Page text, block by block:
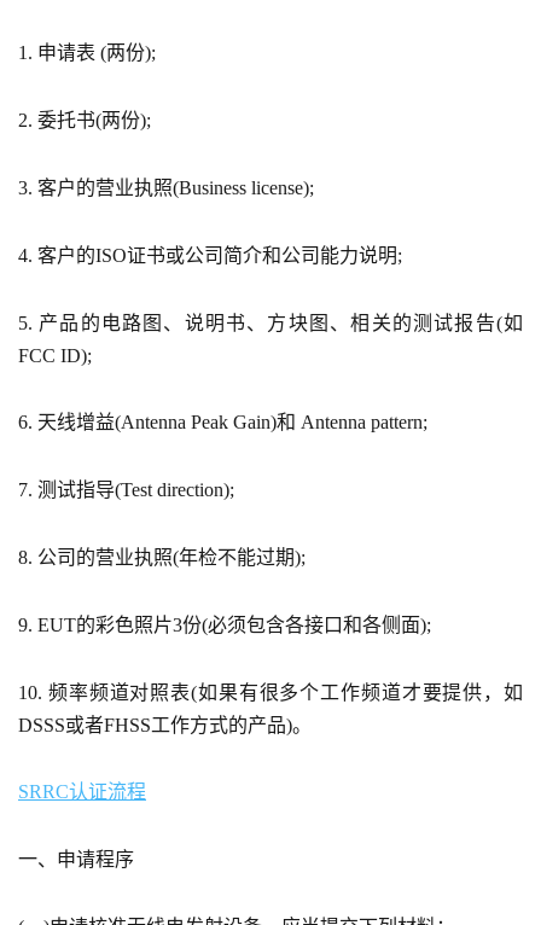
1. 申请表 (两份);
2. 委托书(两份);
3. 客户的营业执照(Business license);
4. 客户的ISO证书或公司简介和公司能力说明;
5. 产品的电路图、说明书、方块图、相关的测试报告(如
FCC ID);
6. 天线增益(Antenna Peak Gain)和 Antenna pattern;
7. 测试指导(Test direction);
8. 公司的营业执照(年检不能过期);
9. EUT的彩色照片3份(必须包含各接口和各侧面);
10. 频率频道对照表(如果有很多个工作频道才要提供，如
DSSS或者FHSS工作方式的产品)。
SRRC认证流程
一、申请程序